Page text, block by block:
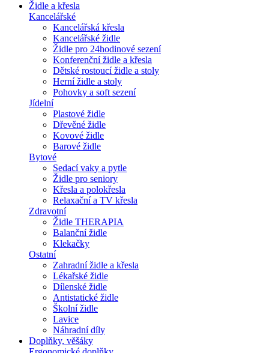
Židle a křesla
Kancelářské
Kancelářská křesla
Kancelářské židle
Židle pro 24hodinové sezení
Konferenční židle a křesla
Dětské rostoucí židle a stoly
Herní židle a stoly
Pohovky a soft sezení
Jídelní
Plastové židle
Dřevěné židle
Kovové židle
Barové židle
Bytové
Sedací vaky a pytle
Židle pro seniory
Křesla a polokřesla
Relaxační a TV křesla
Zdravotní
Židle THERAPIA
Balanční židle
Klekačky
Ostatní
Zahradní židle a křesla
Lékařské židle
Dílenské židle
Antistatické židle
Školní židle
Lavice
Náhradní díly
Doplňky, věšáky